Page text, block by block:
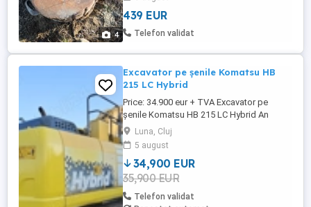
4
439 EUR
Telefon validat
Excavator pe șenile Komatsu HB
215 LC Hybrid
Price: 34.900 eur + TVA Excavator pe
șenile Komatsu HB 215 LC Hybrid An
Fabricație : 2016 Dotari: 23 tone Hybrid
cupă 1,4 mc instalație picon instalație
clește
Luna, Cluj
5 august
34,900 EUR
35,900 EUR
Telefon validat